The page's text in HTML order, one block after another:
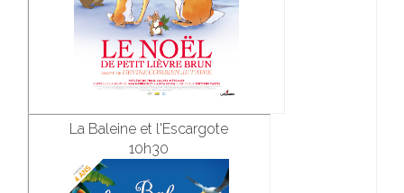
La Baleine et l'Escargote
10h30